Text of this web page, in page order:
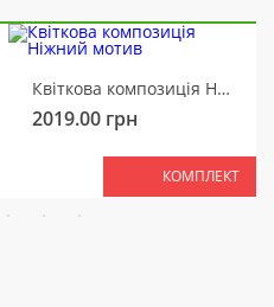
Квіткова композиція Ніжний мотив
2019.00 грн
КОМПЛЕКТ